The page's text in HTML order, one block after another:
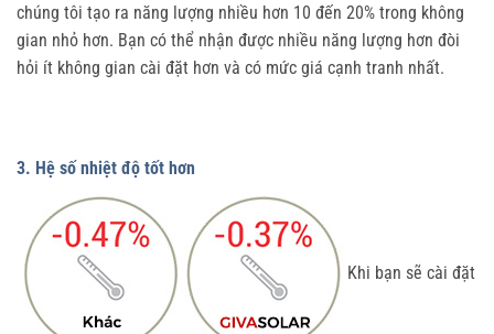
chúng tôi tạo ra năng lượng nhiều hơn 10 đến 20% trong không
gian nhỏ hơn. Bạn có thể nhận được nhiều năng lượng hơn đòi
hỏi ít không gian cài đặt hơn và có mức giá cạnh tranh nhất.
3. Hệ số nhiệt độ tốt hơn
Khi bạn sẽ cài đặt